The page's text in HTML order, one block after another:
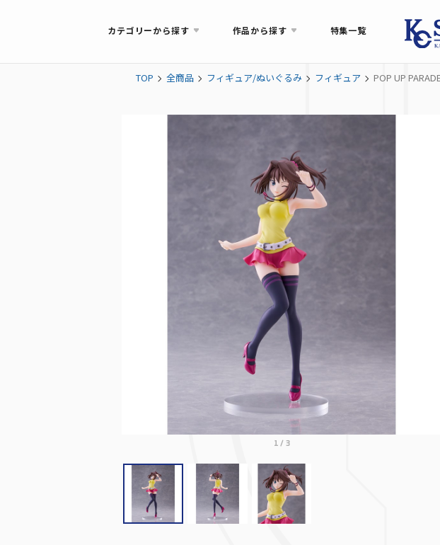
カテゴリーから探す 作品から探す 特集一覧
TOP 全商品 フィギュア/ぬいぐるみ フィギュア POP UP
1/ 3